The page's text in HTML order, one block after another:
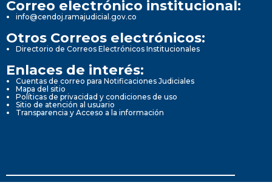
Correo electrónico institucional:
info@cendoj.ramajudicial.gov.co
Otros Correos electrónicos:
Directorio de Correos Electrónicos Institucionales
Enlaces de interés:
Cuentas de correo para Notificaciones Judiciales
Mapa del sitio
Políticas de privacidad y condiciones de uso
Sitio de atención al usuario
Transparencia y Acceso a la información